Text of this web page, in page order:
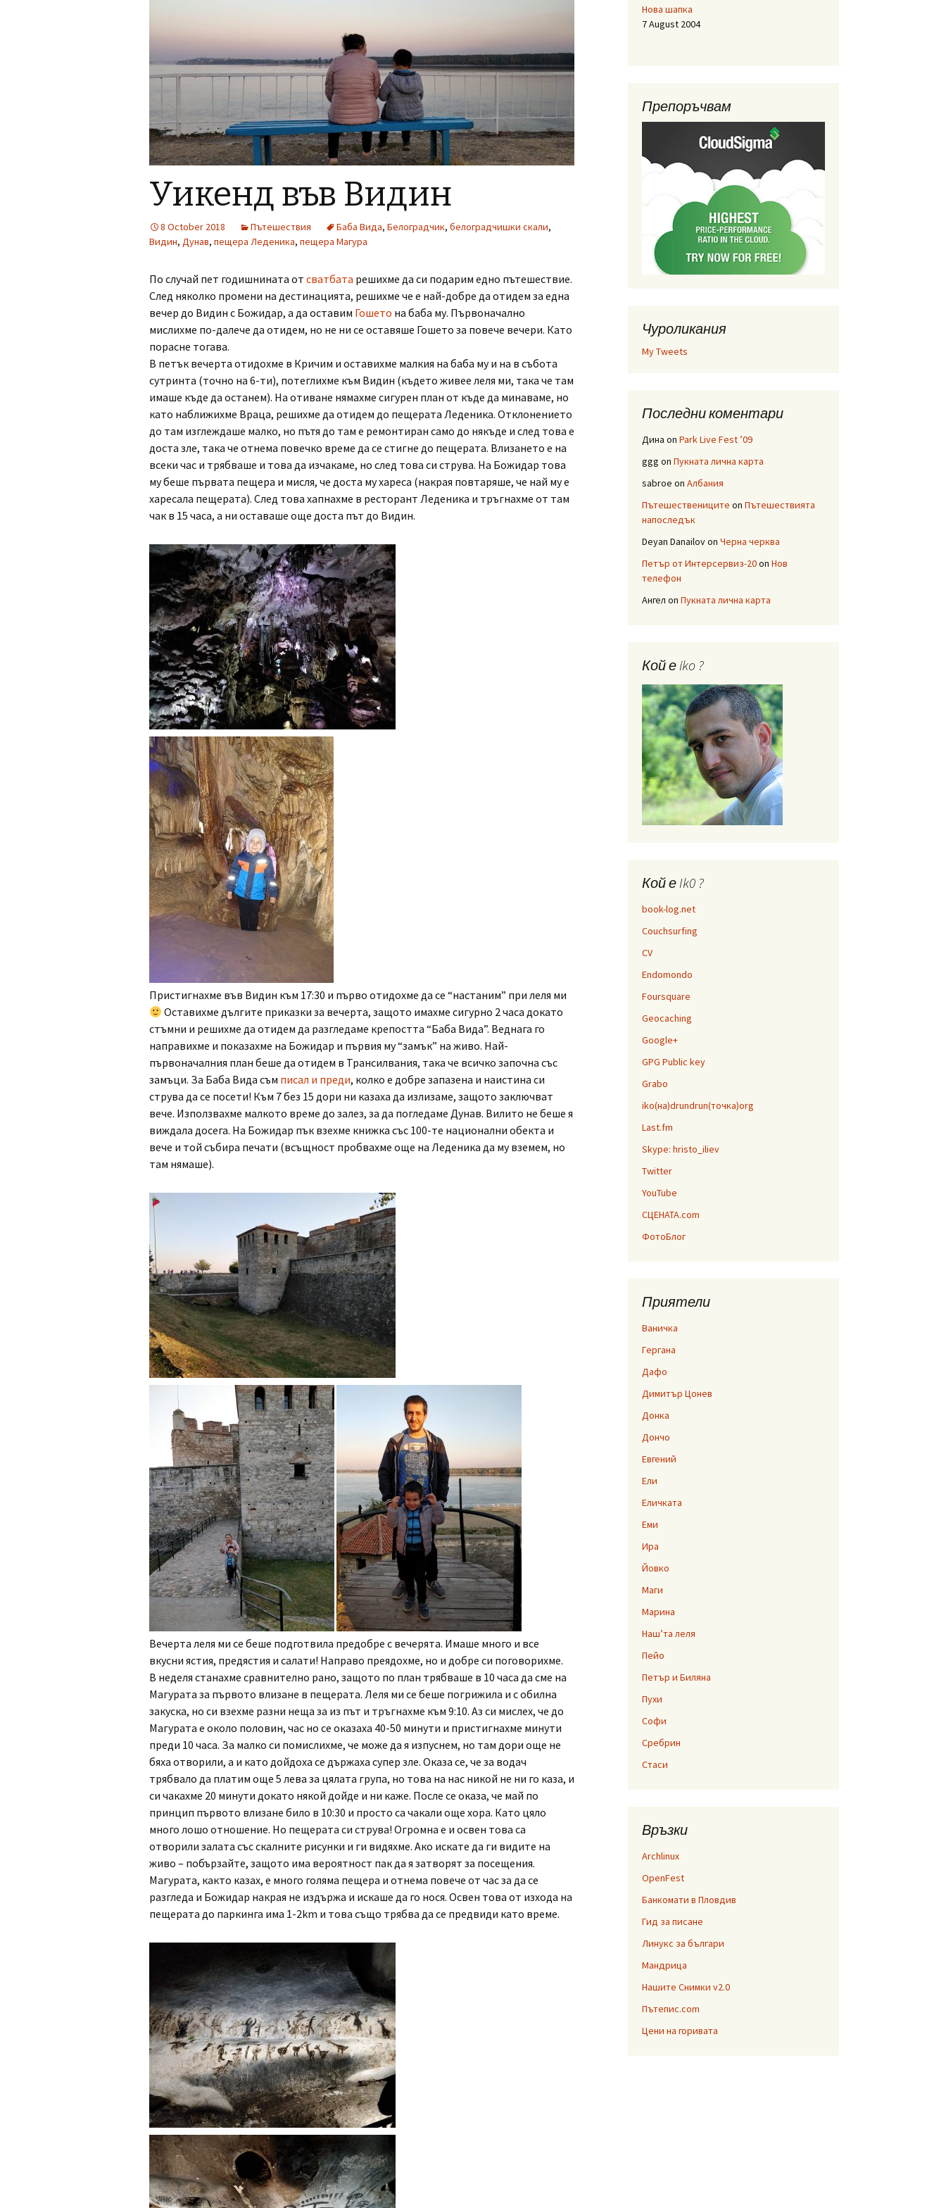
Уикенд във Видин
8 October 2018 Пътешествия Баба Вида, Белоградчик, белоградчишки скали,
Видин, Дунав, пещера Леденика, пещера Магура
По случай пет годишнината от сватбата решихме да си подарим едно пътешествие.
След няколко промени на дестинацията, решихме че е най-добре да отидем за една
вечер до Видин с Божидар, а да оставим Гошето на баба му. Първоначално
мислихме по-далече да отидем, но не ни се оставяше Гошето за повече вечери. Като
порасне тогава.
В петък вечерта отидохме в Кричим и оставихме малкия на баба му и на в събота
сутринта (точно на 6-ти), потеглихме към Видин (където живее леля ми, така че там
имаше къде да останем). На отиване нямахме сигурен план от къде да минаваме, но
като наближихме Враца, решихме да отидем до пещерата Леденика. Отклонението
до там изглеждаше малко, но пътя до там е ремонтиран само до някъде и след това е
доста зле, така че отнема повечко време да се стигне до пещерата. Влизането е на
всеки час и трябваше и това да изчакаме, но след това си струва. На Божидар това
му беше първата пещера и мисля, че доста му хареса (накрая повтаряше, че най му е
харесала пещерата). След това хапнахме в ресторант Леденика и тръгнахме от там
чак в 15 часа, а ни оставаше още доста път до Видин.
Пристигнахме във Видин към 17:30 и първо отидохме да се “настаним” при леля ми
Оставихме дългите приказки за вечерта, защото имахме сигурно 2 часа докато
стъмни и решихме да отидем да разгледаме крепостта “Баба Вида”. Веднага го
направихме и показахме на Божидар и първия му “замък” на живо. Най-
първоначалния план беше да отидем в Трансилвания, така че всичко започна със
замъци. За Баба Вида съм писал и преди, колко е добре запазена и наистина си
струва да се посети! Към 7 без 15 дори ни казаха да излизаме, защото заключват
вече. Използвахме малкото време до залез, за да погледаме Дунав. Вилито не беше я
виждала досега. На Божидар пък взехме книжка със 100-те национални обекта и
вече и той събира печати (всъщност пробвахме още на Леденика да му вземем, но
там нямаше).
Вечерта леля ми се беше подготвила предобре с вечерята. Имаше много и все
вкусни ястия, предястия и салати! Направо преядохме, но и добре си поговорихме.
В неделя станахме сравнително рано, защото по план трябваше в 10 часа да сме на
Магурата за първото влизане в пещерата. Леля ми се беше погрижила и с обилна
закуска, но си взехме разни неща за из път и тръгнахме към 9:10. Аз си мислех, че до
Магурата е около половин, час но се оказаха 40-50 минути и пристигнахме минути
преди 10 часа. За малко си помислихме, че може да я изпуснем, но там дори още не
бяха отворили, а и като дойдоха се държаха супер зле. Оказа се, че за водач
трябвало да платим още 5 лева за цялата група, но това на нас никой не ни го каза, и
си чакахме 20 минути докато някой дойде и ни каже. После се оказа, че май по
принцип първото влизане било в 10:30 и просто са чакали още хора. Като цяло
много лошо отношение. Но пещерата си струва! Огромна е и освен това са
отворили залата със скалните рисунки и ги видяхме. Ако искате да ги видите на
живо – побързайте, защото има вероятност пак да я затворят за посещения.
Магурата, както казах, е много голяма пещера и отнема повече от час за да се
разгледа и Божидар накрая не издържа и искаше да го нося. Освен това от изхода на
пещерата до паркинга има 1-2km и това също трябва да се предвиди като време.
Нова шапка
7 August 2004
Препоръчвам
Чуроликания
My Tweets
Последни коментари
Дина on Park Live Fest ’09
ggg on Пукната лична карта
sabroe on Албания
Пътешествениците on Пътешествията
напоследък
Deyan Danailovon Черна черква
Петър от Интерсервиз-20on Нов
телефон
Ангел on Пукната лична карта
Кой е iko ?
Кой е Ik0 ?
book-log.net
Couchsurfing
CV
Endomondo
Foursquare
Geocaching
Google+
GPG Public key
Grabo
iko(на)drundrun(точка)org
Last.fm
Skype: hristo_iliev
Twitter
YouTube
СЦЕНАТА.com
ФотоБлог
Приятели
Ваничка
Гергана
Дафо
Димитър Цонев
Донка
Дончо
Евгений
Ели
Еличката
Еми
Ира
Йовко
Маги
Марина
Наш’та леля
Пейо
Петър и Биляна
Пухи
Софи
Сребрин
Стаси
Връзки
Archlinux
OpenFest
Банкомати в Пловдив
Гид за писане
Линукс за българи
Мандрица
Нашите Снимки v2.0
Пътепис.com
Цени на горивата